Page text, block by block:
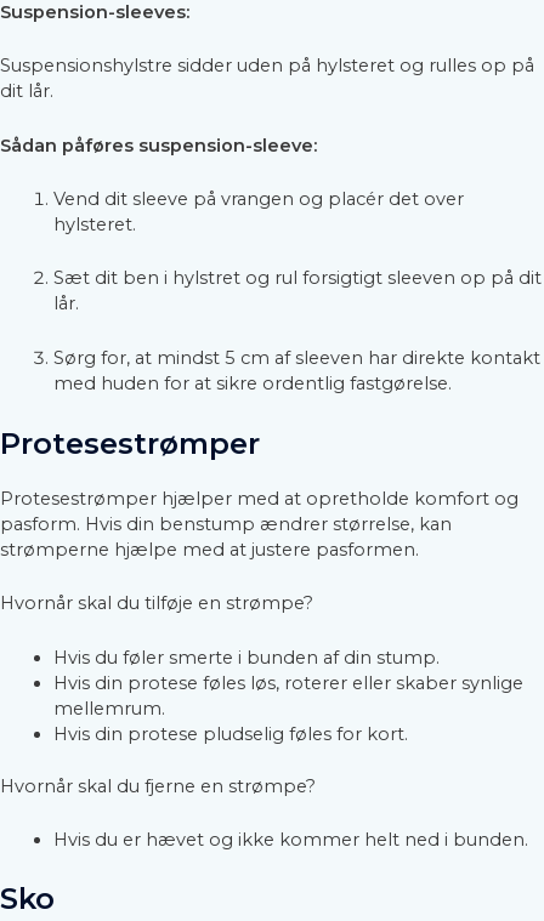
Suspension-sleeves:
Suspensionshylstre sidder uden på hylsteret og rulles op på
dit lår.
Sådan påføres suspension-sleeve:
Vend dit sleeve på vrangen og placér det over
hylsteret.
Sæt dit ben i hylstret og rul forsigtigt sleeven op på dit
lår.
Sørg for, at mindst 5 cm af sleeven har direkte kontakt
med huden for at sikre ordentlig fastgørelse.
Protesestrømper
Protesestrømper hjælper med at opretholde komfort og
pasform. Hvis din benstump ændrer størrelse, kan
strømperne hjælpe med at justere pasformen.
Hvornår skal du tilføje en strømpe?
Hvis du føler smerte i bunden af din stump.
Hvis din protese føles løs, roterer eller skaber synlige
mellemrum.
Hvis din protese pludselig føles for kort.
Hvornår skal du fjerne en strømpe?
Hvis du er hævet og ikke kommer helt ned i bunden.
Sko